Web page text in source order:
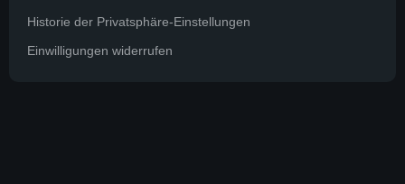
Historie der Privatsphäre-Einstellungen
Einwilligungen widerrufen